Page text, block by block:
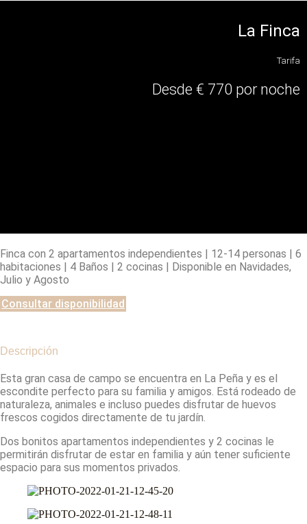
La Finca
Tarifa
Desde € 770 por noche
Finca con 2 apartamentos independientes | 12-14 personas | 6
habitaciones | 4 Baños | 2 cocinas | Disponible en Navidades,
Julio y Agosto
Consultar disponibilidad
Descripción
Esta gran casa de campo se encuentra en La Peña y es el
escondite perfecto para su familia y amigos. Está rodeado de
naturaleza, animales e incluso puedes disfrutar de huevos
frescos cogidos directamente de tu jardín.
Dos bonitos apartamentos independientes y 2 cocinas le
permitirán disfrutar de estar en familia y aún tener suficiente
espacio para sus momentos privados.